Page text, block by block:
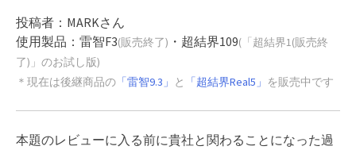
投稿者：MARKさん
使用製品： 雷智F3(販売終了) ・ 超結界109(「超結界1(販売終
了)」のお試し版)
＊現在は後継商品の 「雷智9.3」 と 「超結界Real5」 を販売中です
本題のレビューに入る前に貴社と関わることになった過